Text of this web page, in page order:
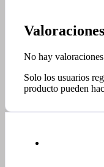
Valoraciones
No hay
Solo los usuarios
producto pueden